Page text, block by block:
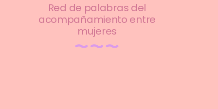
Red de palabras del
acompañamiento entre
mujeres